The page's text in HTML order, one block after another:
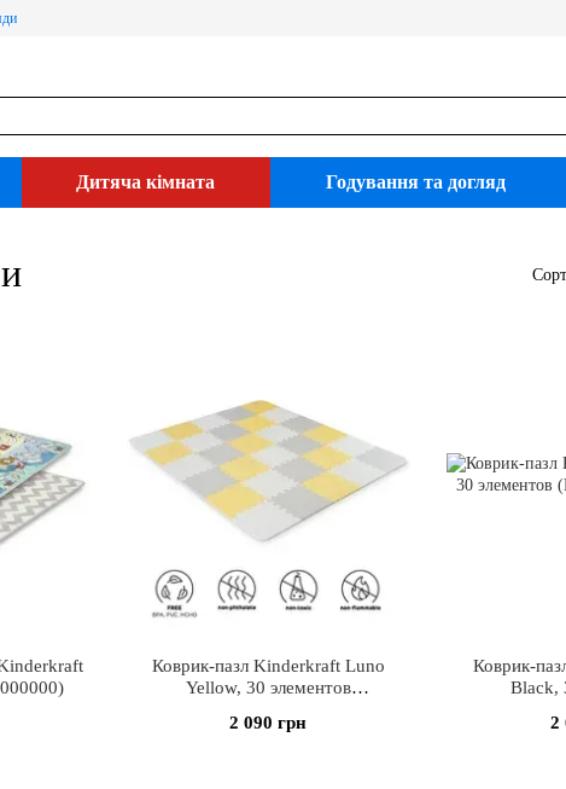
Дитяча кімната Годування та догляд
Коврик-пазл Kinderkraft Luno
Yellow, 30 элементов
2 090 грн
Коврик-
Black,
2